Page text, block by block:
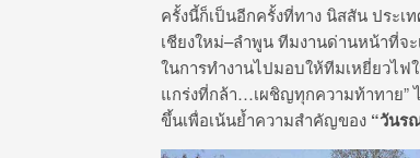
ครั้งนี้ก็เป็นอีกครั้งที่ทาง นิสสัน ประเ
เชียงใหม่–ลำพูน ทีมงานด่านหน้าที่จะ
ในการทำงานไปมอบให้ทีมเหยี่ยวไฟ
แกร่งที่กล้า…เผชิญทุกความท้าทาย”
ขึ้นเพื่อเน้นย้ำความสำคัญของ “วันร